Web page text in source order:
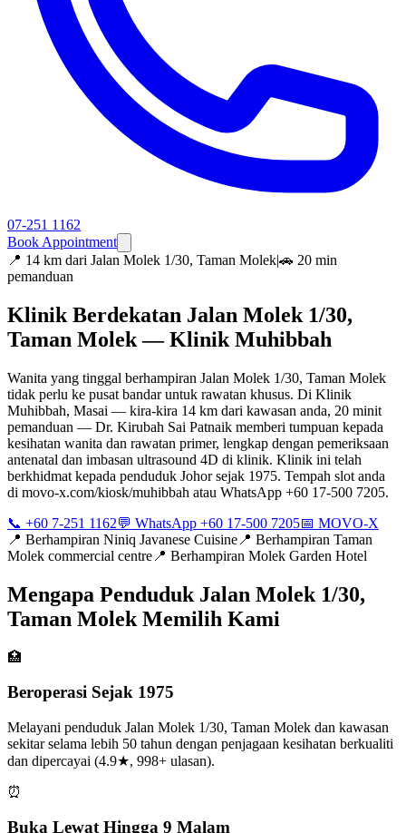
07-251 1162
Book Appointment
📍 14 km dari Jalan Molek 1/30, Taman Molek|🚗 20 min
pemanduan
Klinik Berdekatan Jalan Molek 1/30,
Taman Molek — Klinik Muhibbah
Wanita yang tinggal berhampiran Jalan Molek 1/30, Taman Molek
tidak perlu ke pusat bandar untuk rawatan khusus. Di Klinik
Muhibbah, Masai — kira-kira 14 km dari kawasan anda, 20 minit
pemanduan — Dr. Kirubah Sai Patnaik memberi tumpuan kepada
kesihatan wanita dan rawatan primer, lengkap dengan pemeriksaan
antenatal dan imbasan ultrasound 4D di klinik. Klinik ini telah
berkhidmat kepada penduduk Johor sejak 1975. Tempah slot anda
di movo-x.com/kiosk/muhibbah atau WhatsApp +60 17-500 7205.
📞 +60 7-251 1162💬 WhatsApp +60 17-500 7205📅 MOVO-X
📍 Berhampiran Niniq Javanese Cuisine 📍 Berhampiran Taman
Molek commercial centre 📍 Berhampiran Molek Garden Hotel
Mengapa Penduduk Jalan Molek 1/30,
Taman Molek Memilih Kami
🏥
Beroperasi Sejak 1975
Melayani penduduk Jalan Molek 1/30, Taman Molek dan kawasan
sekitar selama lebih 50 tahun dengan penjagaan kesihatan berkualiti
dan dipercayai (4.9★, 998+ ulasan).
⏰
Buka Lewat Hingga 9 Malam